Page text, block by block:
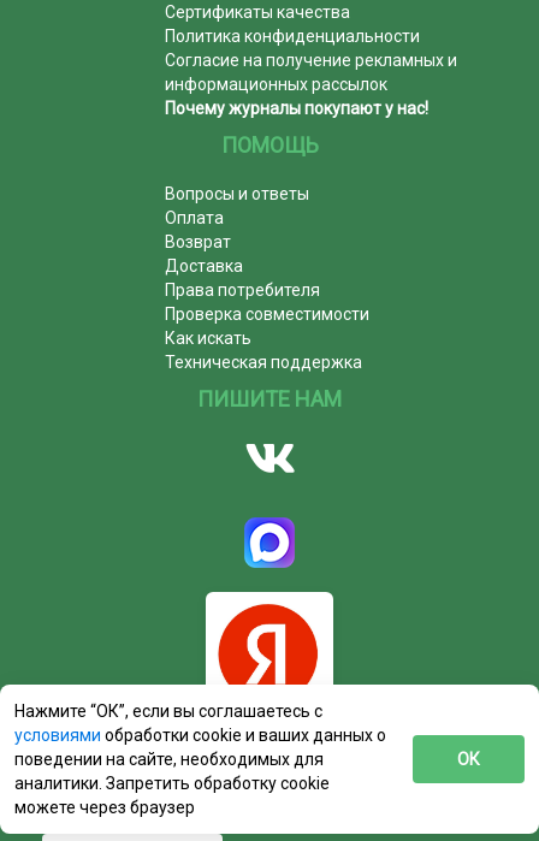
Сертификаты качества
Политика конфиденциальности
Согласие на получение рекламных и
информационных рассылок
Почему журналы покупают у нас!
ПОМОЩЬ
Вопросы и ответы
Оплата
Возврат
Доставка
Права потребителя
Проверка совместимости
Как искать
Техническая поддержка
ПИШИТЕ НАМ
Нажмите “ОК”, если вы соглашаетесь с
условиями обработки cookie и ваших данных о
поведении на сайте, необходимых для
аналитики. Запретить обработку cookie
можете через браузер
ОК